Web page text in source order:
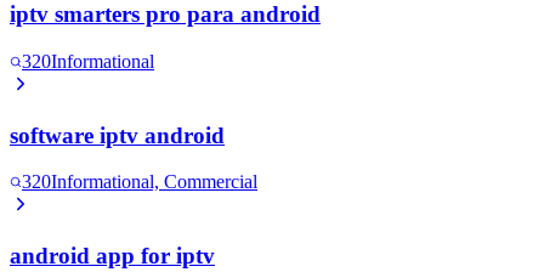
iptv smarters pro para android
320Informational
software iptv android
320Informational, Commercial
android app for iptv